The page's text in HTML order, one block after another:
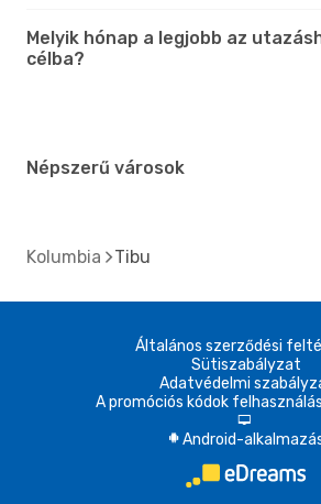
Melyik hónap a legjobb az
célba?
Népszerű városok
Kolumbia Tibu
Általános szerződési
Sütiszabályzat
Adatvédelmi
A promóciós kódok
d
A Android-